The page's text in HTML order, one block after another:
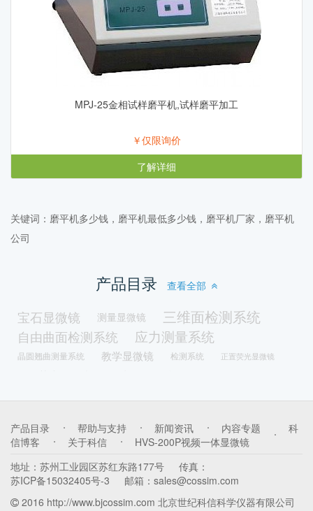
MPJ-25金相试样磨平机,试样磨平加工
￥仅限询价
了解详细
关键词：磨平机多少钱，磨平机最低多少钱，磨平机厂家，磨平机
公司
产品目录 查看全部
宝石显微镜 测量显微镜 三维面检测系统
自由曲面检测系统 应力测量系统
晶圆翘曲测量系统 教学显微镜 检测系统 正置荧光显微镜
修磨机 真空冷镶嵌机 冷镶嵌机 镶嵌机
取样机 锯片
油品检测显微镜
多功能一体机
产品目录 帮助与支持 新闻资讯 内容专题
科
信博客
关于科信
HVS-200P视频一体显微镜
地址： 苏州工业园区苏红东路177号
传真：
苏ICP备15032405号-3
邮箱： sales@cossim.com
2016 http://www.bjcossim.com 北京世纪科信科学仪器有限公司